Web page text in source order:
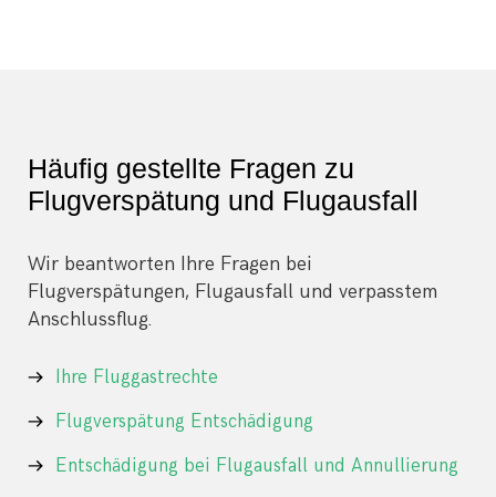
Häufig gestellte Fragen zu
Flugverspätung und Flugausfall
Wir beantworten Ihre Fragen bei
Flugverspätungen, Flugausfall und verpasstem
Anschlussflug.
Ihre Fluggastrechte
Flugverspätung Entschädigung
Entschädigung bei Flugausfall und Annullierung